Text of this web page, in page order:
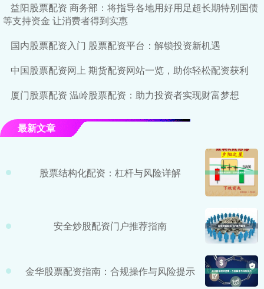
益阳股票配资 商务部：将指导各地用好用足超长期特别国债
等支持资金 让消费者得到实惠
国内股票配资入门 股票配资平台：解锁投资新机遇
中国股票配资网上 期货配资网站一览，助你轻松配资获利
厦门股票配资 温岭股票配资：助力投资者实现财富梦想
最新文章
股票结构化配资：杠杆与风险详解
安全炒股配资门户推荐指南
金华股票配资指南：合规操作与风险提示